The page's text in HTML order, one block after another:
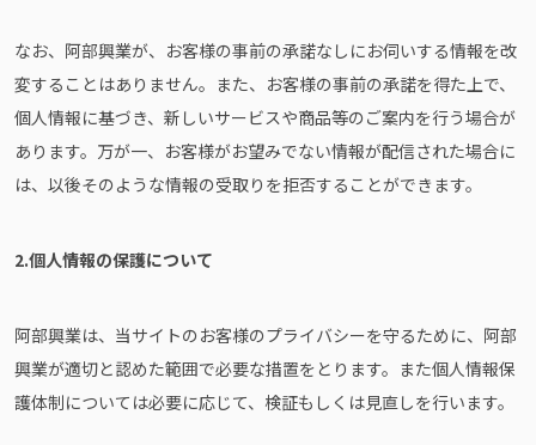
なお、阿部興業が、お客様の事前の承諾なしにお伺いする情報を改
変することはありません。また、お客様の事前の承諾を得た上で、
個人情報に基づき、新しいサービスや商品等のご案内を行う場合が
あります。万が一、お客様がお望みでない情報が配信された場合に
は、以後そのような情報の受取りを拒否することができます。
2.個人情報の保護について
阿部興業は、当サイトのお客様のプライバシーを守るために、阿部
興業が適切と認めた範囲で必要な措置をとります。また個人情報保
護体制については必要に応じて、検証もしくは見直しを行います。